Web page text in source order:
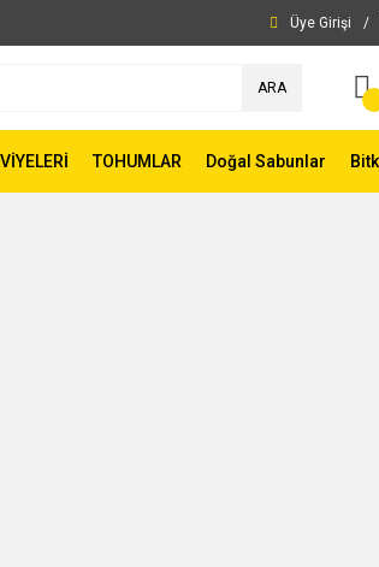
Üye Girişi /
ARA
TOHUMLAR Doğal Sabunlar